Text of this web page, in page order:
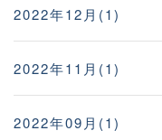
2022年12月(1)
2022年11月(1)
2022年09月(1)